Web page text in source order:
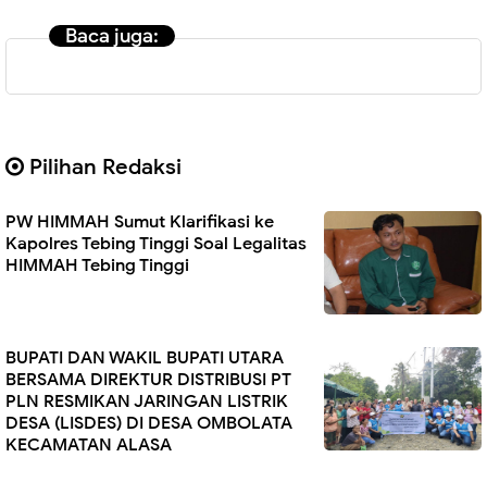
Baca juga:
Pilihan Redaksi
PW HIMMAH Sumut Klarifikasi ke
Kapolres Tebing Tinggi Soal Legalitas
HIMMAH Tebing Tinggi
BUPATI DAN WAKIL BUPATI UTARA
BERSAMA DIREKTUR DISTRIBUSI PT
PLN RESMIKAN JARINGAN LISTRIK
DESA (LISDES) DI DESA OMBOLATA
KECAMATAN ALASA